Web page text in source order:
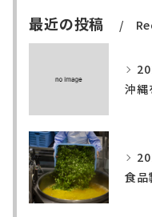
最近の投稿
沖縄
食品